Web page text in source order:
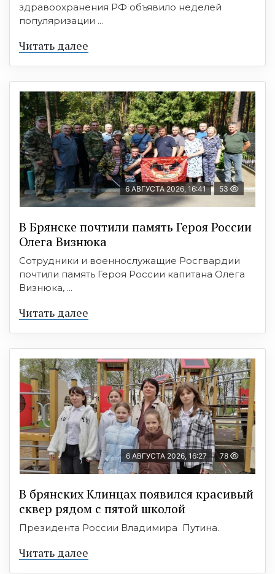
здравоохранения РФ объявило неделей
популяризации ...
Читать далее
6 АВГУСТА 2026, 16:41 53
В Брянске почтили память Героя России
Олега Визнюка
Сотрудники и военнослужащие Росгвардии
почтили память Героя России капитана Олега
Визнюка, ...
Читать далее
6 АВГУСТА 2026, 16:27 78
В брянских Клинцах появился красивый
сквер рядом с пятой школой
Президента России Владимира Путина.
Читать далее